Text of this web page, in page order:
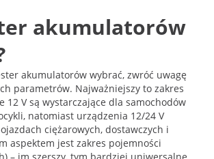
akumulatorów
akumulatorów wybrać, zwróć uwagę
parametrów. Najważniejszy to zakres
12 V są wystarczające dla samochodów
natomiast urządzenia 12/24 V
ciężarowych, dostawczych i
aspektem jest zakres pojemności